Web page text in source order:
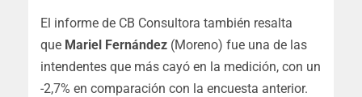
El informe de CB Consultora también resalta
que Mariel Fernández (Moreno) fue una de las
intendentes que más cayó en la medición, con un
-2,7% en comparación con la encuesta anterior.